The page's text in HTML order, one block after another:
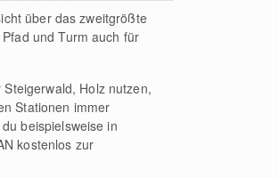
über das zweitgrößte
und Turm auch für
Steigerwald, Holz nutzen,
Stationen immer
beispielsweise in
kostenlos zur